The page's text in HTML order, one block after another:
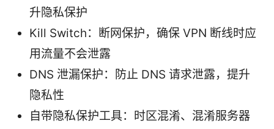
升隐私保护
Kill Switch：断网保护，确保 VPN 断线时应
用流量不会泄露
DNS 泄漏保护：防止 DNS 请求泄露，提升
隐私性
自带隐私保护工具：时区混淆、混淆服务器